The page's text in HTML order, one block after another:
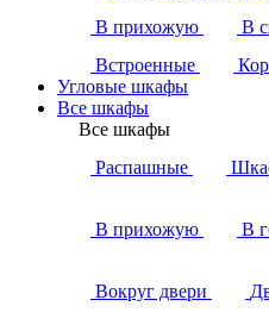
В прихожую
В
Встроенные
Угловые шкафы
Все шкафы
Все шкафы
Распашные
В прихожую В
Вокруг двери